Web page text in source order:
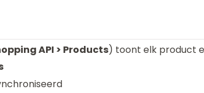
API > Products) toont elk product